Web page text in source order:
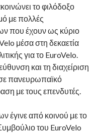
το φιλόδοξο
με πολλές
που έχουν ως κύριο
μέσα στη δεκαετία
για το EuroVelo.
και τη διαχείριση
πανευρωπαϊκό
με τους επενδυτές.
έγινε από κοινού με το
του EuroVelo